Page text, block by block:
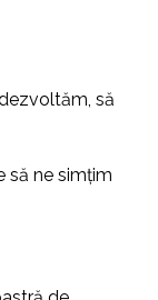
să
să ne simțim